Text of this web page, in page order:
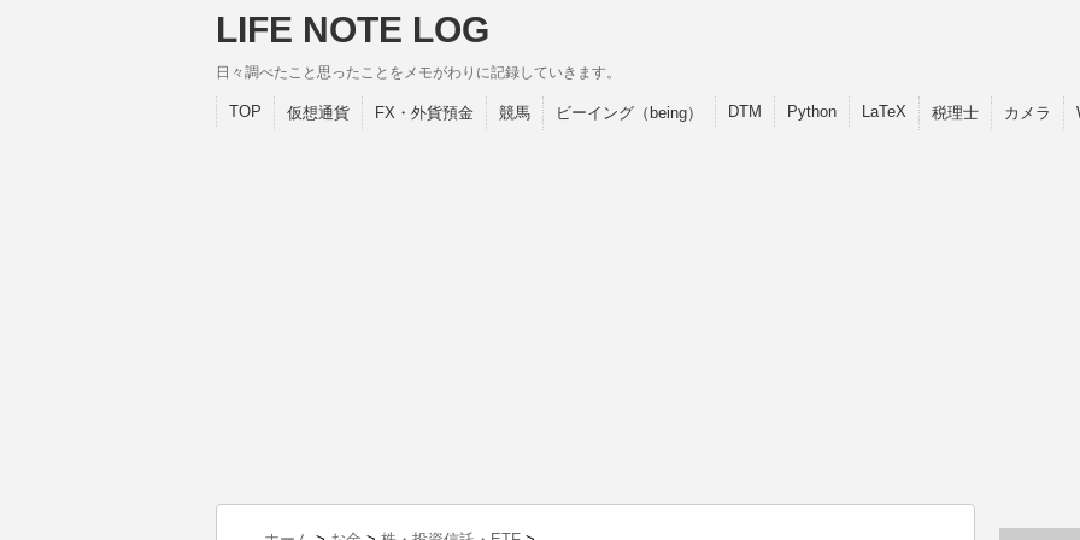
LIFE NOTE LOG
日々調べたこと思ったことをメモがわりに記録していきます。
TOP 仮想通貨 FX・外貨預金 競馬 ビーイング（being） DTM Python LaTeX 税理士 カメラ